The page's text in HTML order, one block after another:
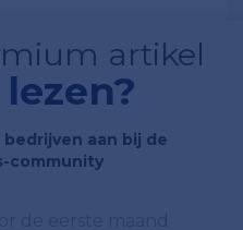
artikel
aan bij de
community